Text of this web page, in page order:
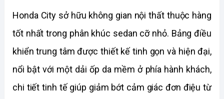
Honda City sở hữu không gian nội thất thuộc hàng
tốt nhất trong phân khúc sedan cỡ nhỏ. Bảng điều
khiển trung tâm được thiết kế tinh gọn và hiện đại,
nổi bật với một dải ốp da mềm ở phía hành khách,
chi tiết tinh tế giúp giảm bớt cảm giác đơn điệu từ